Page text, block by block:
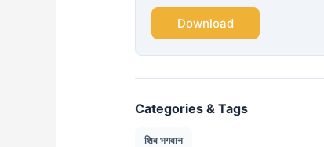
Download
Categories & Tags
शिव भगवान